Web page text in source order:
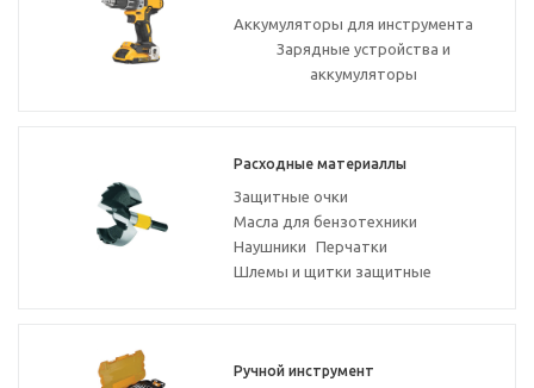
Аккумуляторы для инструмента
Зарядные устройства и
аккумуляторы
Расходные материаллы
Защитные очки
Масла для бензотехники
Наушники
Перчатки
Шлемы и щитки защитные
Ручной инструмент